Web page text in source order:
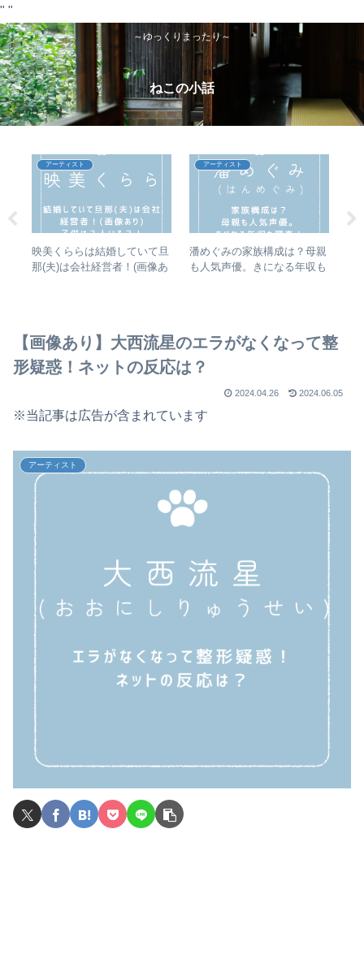
" "
～ゆっくりまったり～
ねこの小話
アーティスト
映美くららは結婚していて旦
那(夫)は会社経営者！(画像あ
アーティスト
潘めぐみの家族構成は？母親
も人気声優。きになる年収も
【画像あり】大西流星のエラがなくなって整
形疑惑！ネットの反応は？
2024.04.26 2024.06.05
※当記事は広告が含まれています
アーティスト